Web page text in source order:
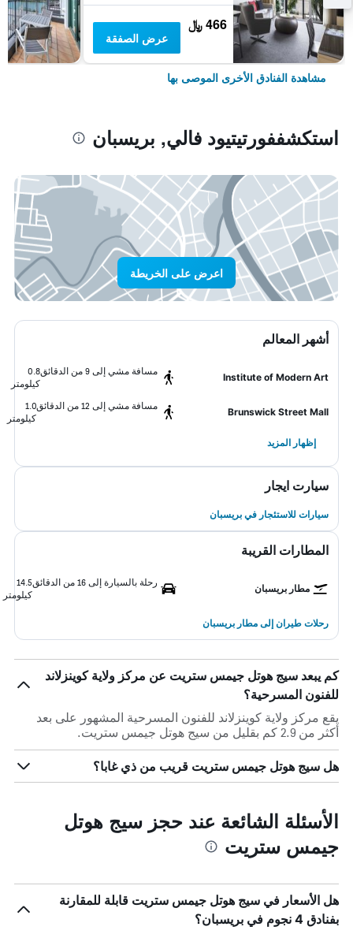
466 ﷼
عرض الصفقة
مشاهدة الفنادق الأخرى الموصى بها
استكشففورتيتيود فالي, بريسبان
اعرض على الخريطة
أشهر المعالم
Institute of Modern Art
مسافة مشي إلى 9 من الدقائق
0.8
كيلومتر
Brunswick Street Mall
مسافة مشي إلى 12 من الدقائق
1.0
كيلومتر
إظهار المزيد
سيارت ايجار
سيارات للاستئجار في بريسبان
المطارات القريبة
مطار بريسبان
رحلة بالسيارة إلى 16 من الدقائق
14.5
كيلومتر
رحلات طيران إلى مطار بريسبان
كم يبعد سيج هوتل جيمس ستريت عن مركز ولاية كوينزلاند
للفنون المسرحية؟
يقع مركز ولاية كوينزلاند للفنون المسرحية المشهور على بعد
أكثر من 2.9 كم بقليل من سيج هوتل جيمس ستريت.
هل سيج هوتل جيمس ستريت قريب من ذي غابا؟
الأسئلة الشائعة عند حجز سيج هوتل
جيمس ستريت
هل الأسعار في سيج هوتل جيمس ستريت قابلة للمقارنة
بفنادق 4 نجوم في بريسبان؟